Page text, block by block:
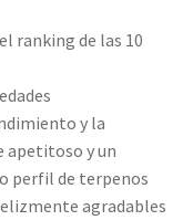
ranking de las 10
y la
apetitoso y un
perfil de terpenos
agradables